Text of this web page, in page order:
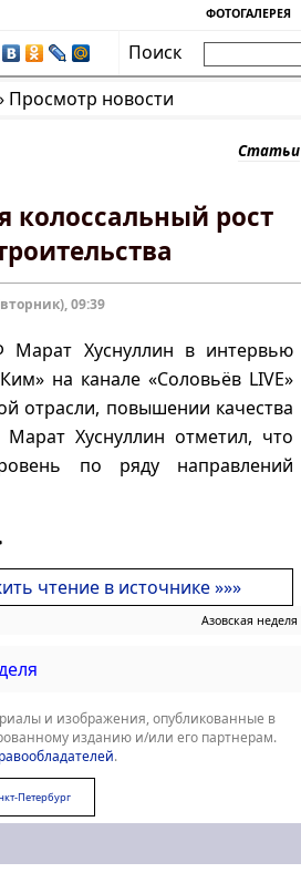
ФОТОГАЛЕРЕЯ
Поиск
Просмотр новости
Статьи
колоссальный рост
09:39
Марат Хуснуллин в интервью
на канале «Соловьёв LIVE»
отрасли, повышении качества
Хуснуллин отметил, что
по ряду направлений
чтение в источнике »»»
Азовская неделя
и изображения, опубликованные в
изданию и/или его партнерам.
.
Петербург